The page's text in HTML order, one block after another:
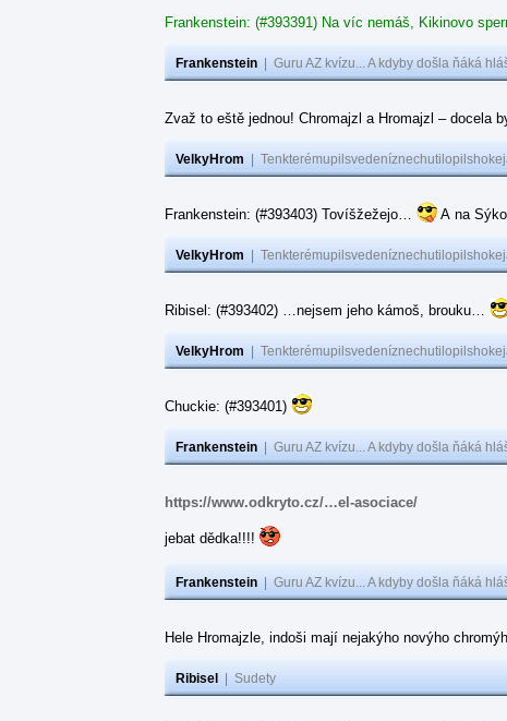
Frankenstein: (#393391) Na víc nemáš, Kikinovo
Frankenstein Guru AZ kvízu... A kdyby došla ňáká
Zvaž to eště jednou! Chromajzl a Hromajzl – docela
VelkyHrom
Frankenstein: (#393403) Tovíšžežejo… A na
VelkyHrom
Ribisel: (#393402) …nejsem jeho kámoš, brouku…
VelkyHrom
Chuckie: (#393401)
Frankenstein Guru AZ kvízu... A kdyby došla ňáká
https://www.odkryto.cz/…el-asociace/
jebat dědka!!!!
Frankenstein Guru AZ kvízu... A kdyby došla ňáká
Hele Hromajzle, indoši mají nejakýho novýho
Ribisel Sudety